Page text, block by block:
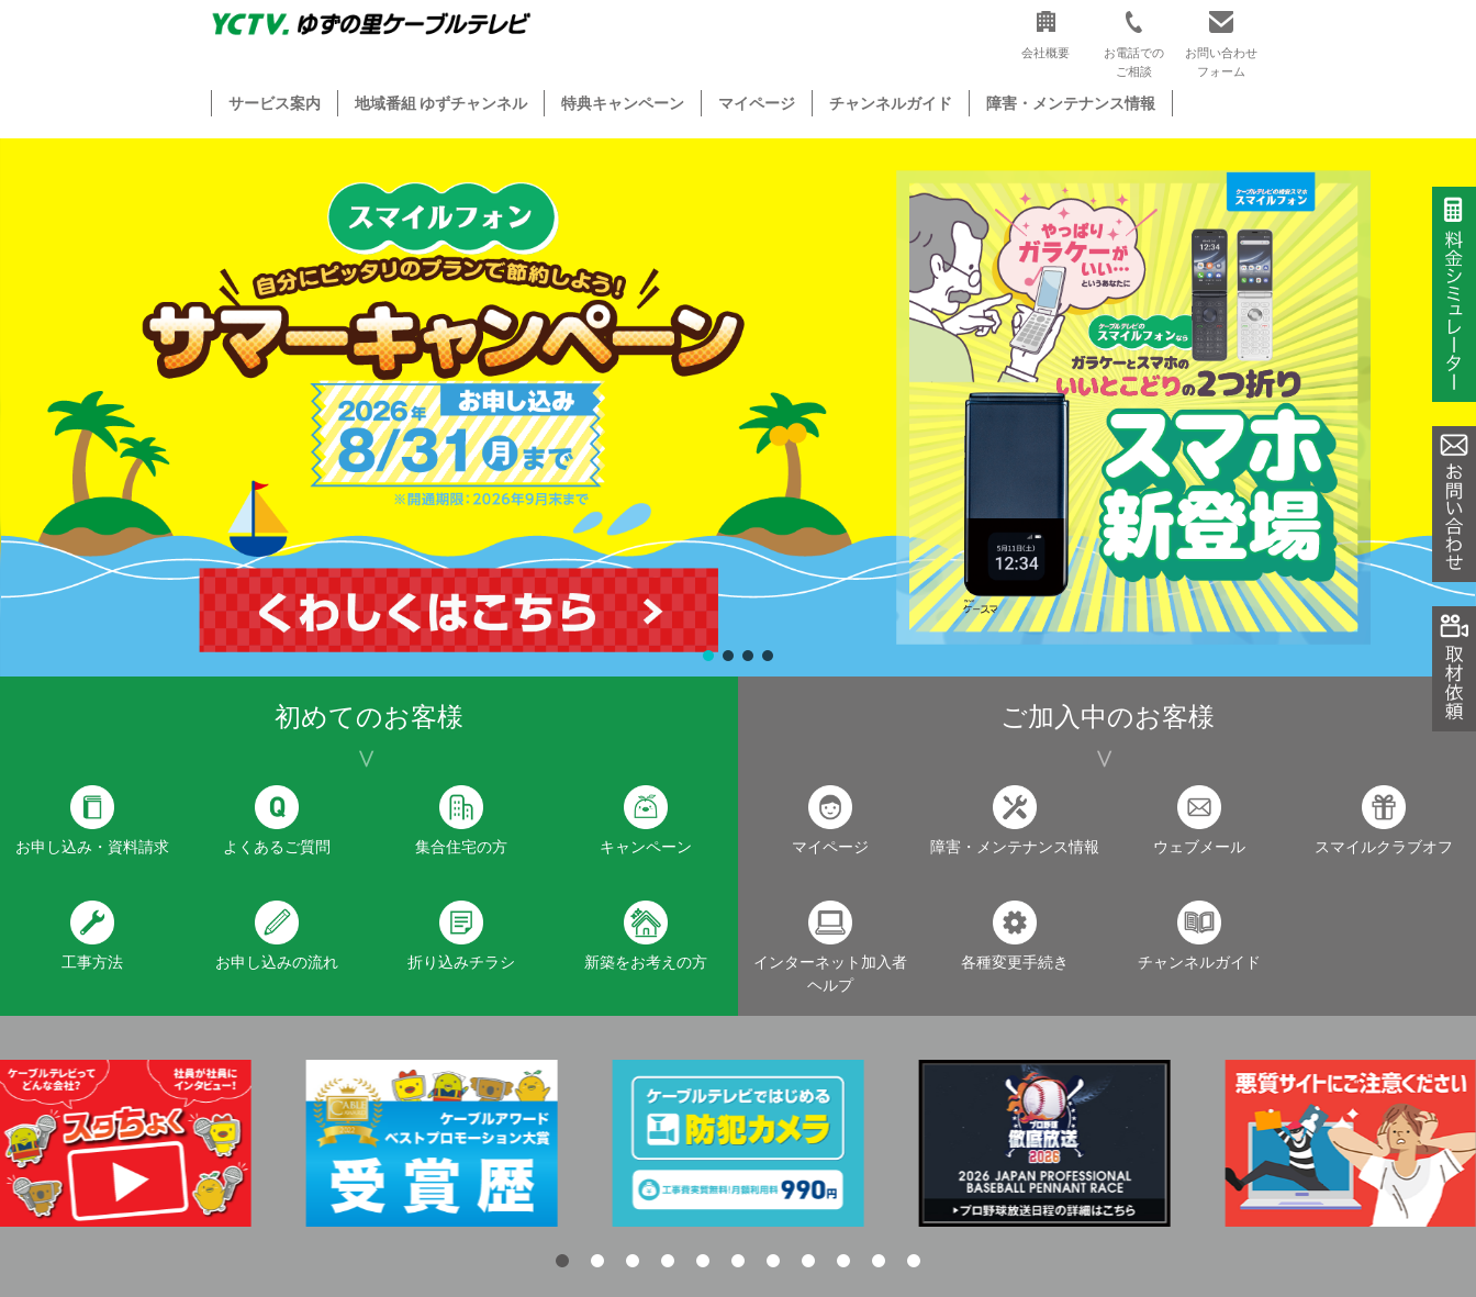
会社概要
お電話での
ご相談
お問い合わせ
フォーム
サービス案内 地域番組 ゆずチャンネル 特典キャンペーン マイページ チャンネルガイド 障害・メンテナンス情報
初めてのお客様
お申し込み・資料請求 よくあるご質問 集合住宅の方 キャンペーン
工事方法 お申し込みの流れ 折り込みチラシ 新築をお考えの方
ご加入中のお客様
マイページ 障害・メンテナンス情報 ウェブメール スマイルクラブオフ
インターネット加入者
ヘルプ
各種変更手続き チャンネルガイド